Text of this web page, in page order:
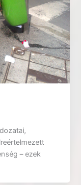
– ezek